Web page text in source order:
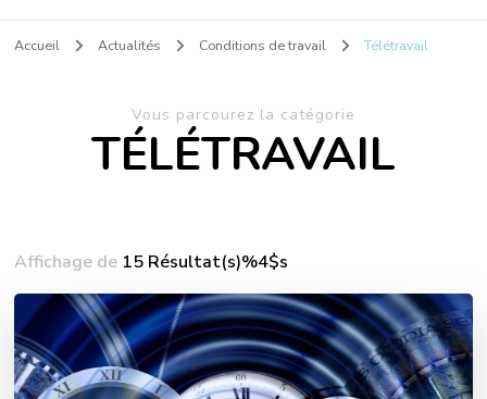
Accueil Actualités Conditions de travail Télétravail
Vous parcourez la catégorie
TÉLÉTRAVAIL
Affichage de 15 Résultat(s)%4$s